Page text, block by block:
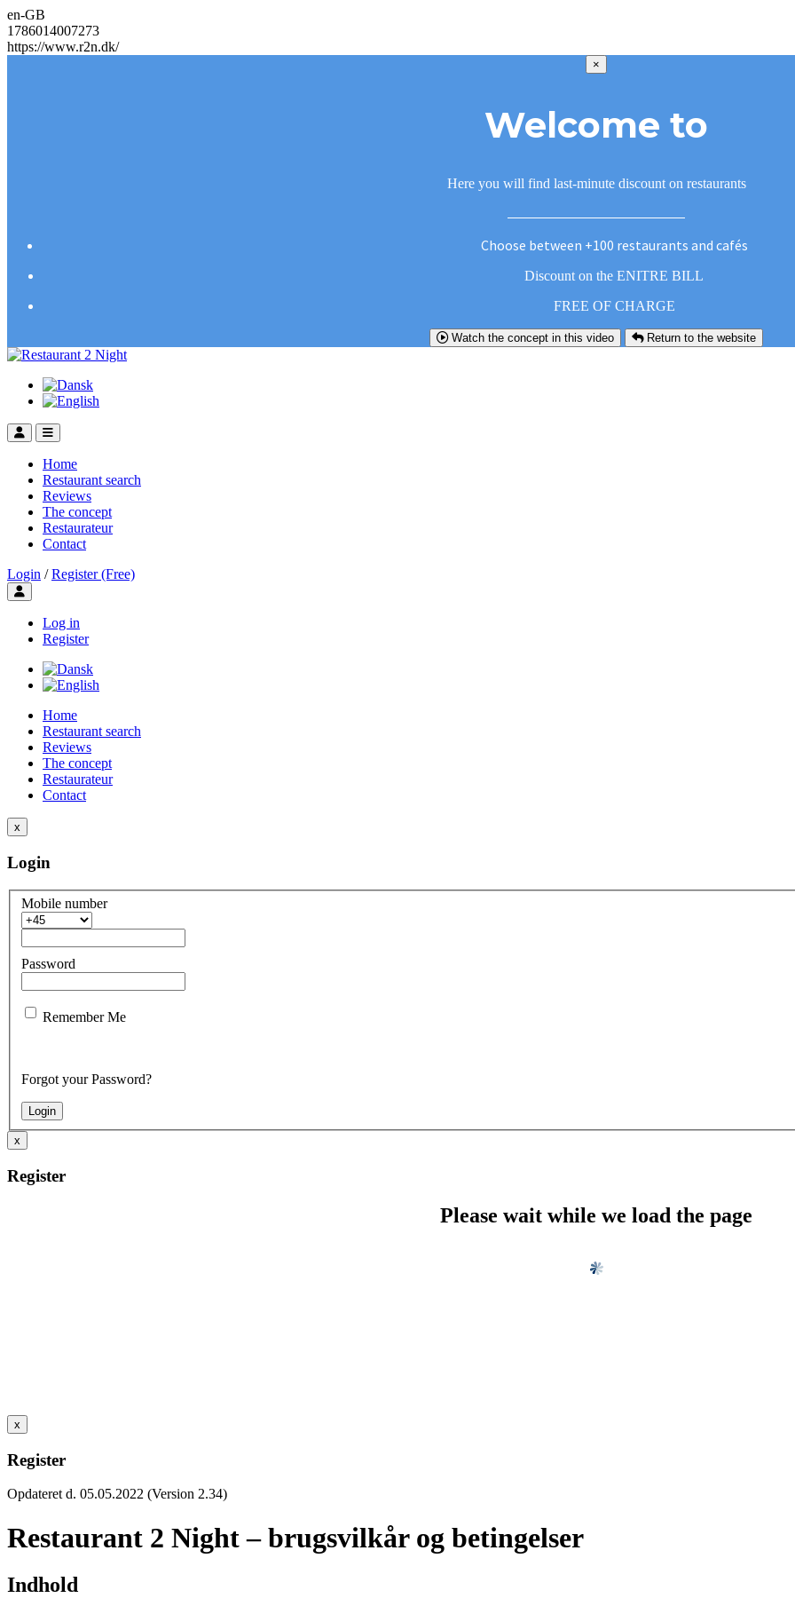
en-GB
1786014007273
https://www.r2n.dk/
×
Welcome to
Here you will find last-minute discount on restaurants
Choose between +100 restaurants and cafés
Discount on the ENITRE BILL
FREE OF CHARGE
Watch the concept in this video Return to the website
Home
Restaurant search
Reviews
The concept
Restaurateur
Contact
Login / Register (Free)
Toggle user menu
Log in
Register
Home
Restaurant search
Reviews
The concept
Restaurateur
Contact
x
Login
Mobile number
Password
Remember Me
Forgot your Password?
x
Register
Please wait while we load the page
x
Register
Opdateret d. 05.05.2022 (Version 2.34)
Restaurant 2 Night – brugsvilkår og betingelser
Indhold